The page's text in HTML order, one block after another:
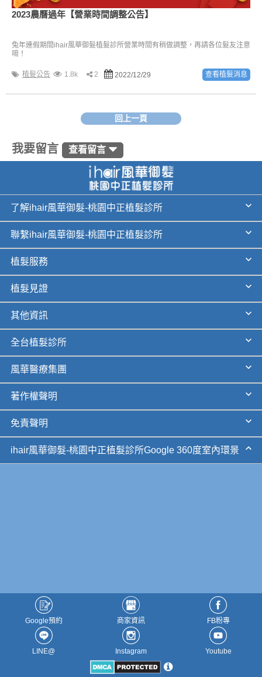
2023農曆過年【營業時間調整公告】
兔年連假期間ihair風華御髮植髮診所營業時間有稍做調整，再請各位髮友注意
唷！
植髮公告 1.8k 2 2022/12/29 查看植髮消息
回上一頁
我要留言 查看留言
了解ihair風華御髮-桃園中正植髮診所
聯繫ihair風華御髮-桃園中正植髮診所
植髮服務
植髮見證
其他資訊
全台植髮診所
風華醫療集團
著作權聲明
免責聲明
ihair風華御髮-桃園中正植髮診所Google 360度室內環景
Google預約 商家資訊 FB粉專
LINE@ Instagram Youtube